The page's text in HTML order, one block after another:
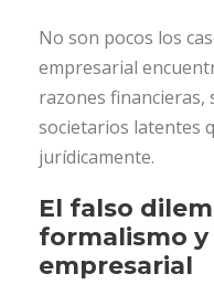
No son pocos los
empresarial
razones
societarios latentes
jurídicamente.
El falso
formalismo
empresarial